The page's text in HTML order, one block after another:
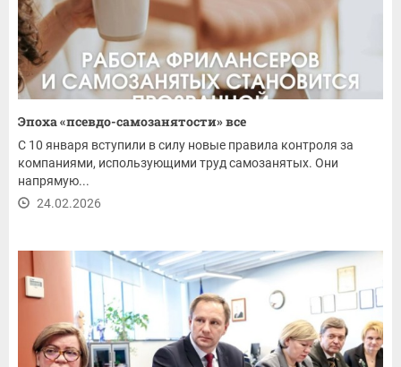
Эпоха «псевдо-самозанятости» все
С 10 января вступили в силу новые правила контроля за
компаниями, использующими труд самозанятых. Они
напрямую...
24.02.2026